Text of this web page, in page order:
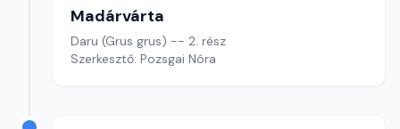
Madárvárta
Daru (Grus grus) -- 2. rész
Szerkesztő: Pozsgai Nóra